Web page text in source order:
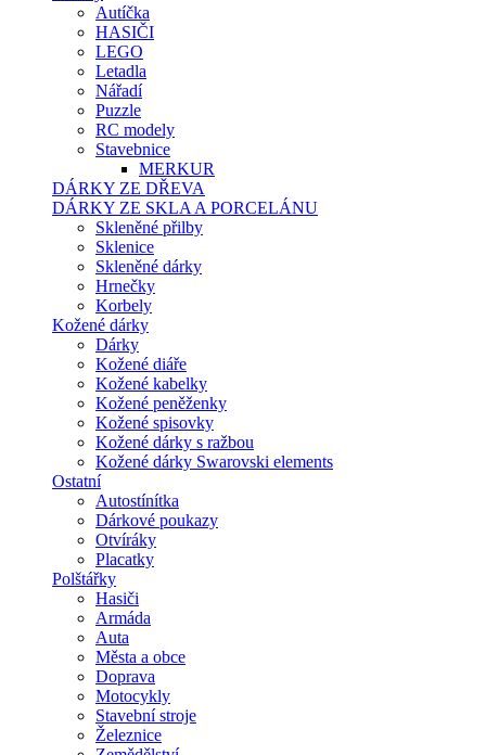
Autíčka
HASIČI
LEGO
Letadla
Nářadí
Puzzle
RC modely
Stavebnice
MERKUR
DÁRKY ZE DŘEVA
DÁRKY ZE SKLA A PORCELÁNU
Skleněné přilby
Sklenice
Skleněné dárky
Hrnečky
Korbely
Kožené dárky
Dárky
Kožené diáře
Kožené kabelky
Kožené peněženky
Kožené spisovky
Kožené dárky s ražbou
Kožené dárky Swarovski elements
Ostatní
Autostínítka
Dárkové poukazy
Otvíráky
Placatky
Polštářky
Hasiči
Armáda
Auta
Města a obce
Doprava
Motocykly
Stavební stroje
Železnice